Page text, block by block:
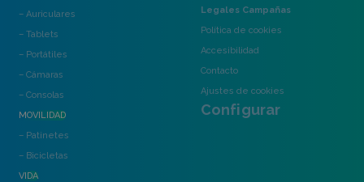
– Auriculares
– Tablets
– Portátiles
– Cámaras
– Consolas
MOVILIDAD
– Patinetes
– Bicicletas
VIDA
Legales Campañas
Política de cookies
Accesibilidad
Contacto
Ajustes de cookies
Configurar